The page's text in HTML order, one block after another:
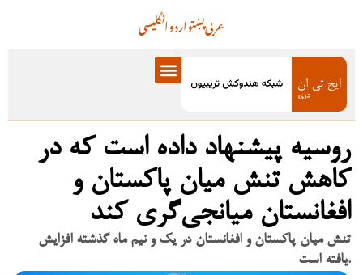
انگلیسیاردوپښتوعربی
روسیه پیشنهاد داده است که در
کاهش تنش میان پاکستان و
افغانستان میانجی‌گری کند
تنش میان پاکستان و افغانستان در یک و نیم ماه گذشته افزایش
یافته است.